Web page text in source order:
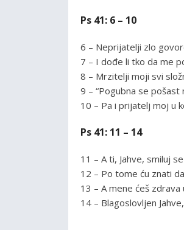
Ps 41: 6 – 10
6 – Neprijatelji zlo
7 – I dođe li tko da me
8 – Mrzitelji moji svi
9 – “Pogubna se pošast
10 – Pa i prijatelj moj u
Ps 41: 11 – 14
11 – A ti, Jahve, smiluj
12 – Po tome ću znati
13 – A mene ćeš
14 – Blagoslovljen